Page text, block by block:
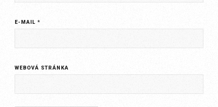
E-MAIL*
WEBOVÁ STRÁNKA